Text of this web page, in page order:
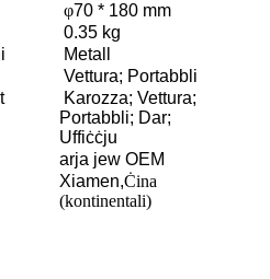
φ70 * 180 mm
0.35 kg
Metall
Vettura; Portabbli
Karozza; Vettura;
Portabbli; Dar;
Uffiċċju
arja jew OEM
Xiamen,Ċina
(kontinentali)